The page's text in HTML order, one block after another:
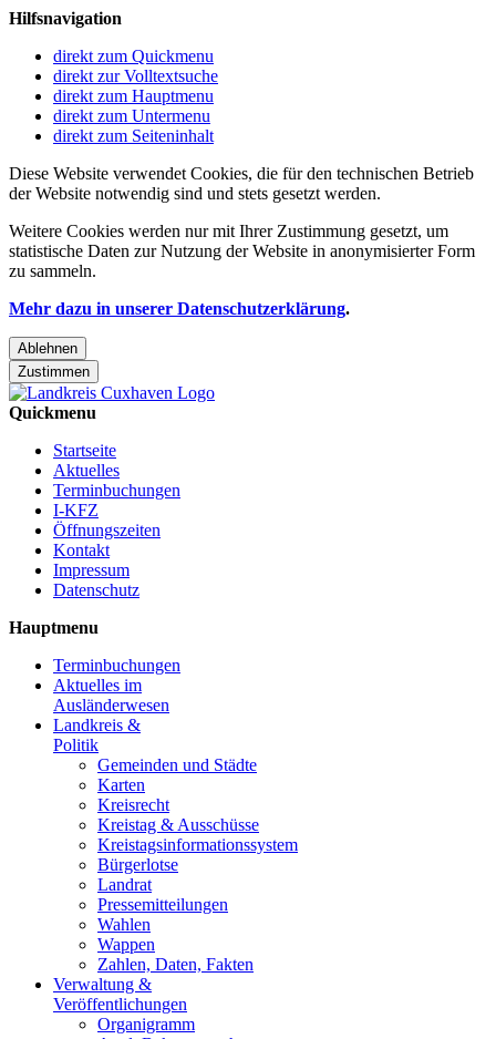
Hilfsnavigation
direkt zum Quickmenu
direkt zur Volltextsuche
direkt zum Hauptmenu
direkt zum Untermenu
direkt zum Seiteninhalt
Diese Website verwendet Cookies, die für den technischen Betrieb
der Website notwendig sind und stets gesetzt werden.
Weitere Cookies werden nur mit Ihrer Zustimmung gesetzt, um
statistische Daten zur Nutzung der Website in anonymisierter Form
zu sammeln.
Mehr dazu in unserer Datenschutzerklärung.
Ablehnen
Zustimmen
Quickmenu
Startseite
Aktuelles
Terminbuchungen
I-KFZ
Öffnungszeiten
Kontakt
Impressum
Datenschutz
Hauptmenu
Terminbuchungen
Aktuelles im
Ausländerwesen
Landkreis &
Politik
Gemeinden und Städte
Karten
Kreisrecht
Kreistag & Ausschüsse
Kreistagsinformationssystem
Bürgerlotse
Landrat
Pressemitteilungen
Wahlen
Wappen
Zahlen, Daten, Fakten
Verwaltung &
Veröffentlichungen
Organigramm